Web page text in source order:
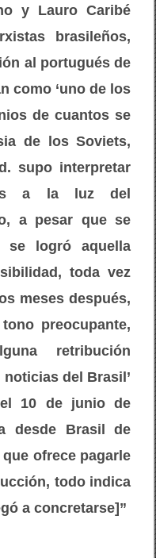
y Lauro Caribé
brasileños,
al portugués de
como ‘uno de los
de cuantos se
de los Soviets,
supo interpretar
a la luz del
a pesar que se
se logró aquella
toda vez
meses después,
preocupante,
retribución
del Brasil’
10 de junio de
desde Brasil de
ofrece pagarle
todo indica
a concretarse]”